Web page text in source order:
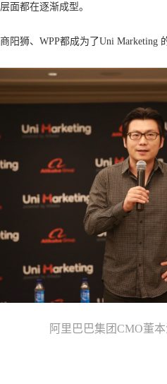
面都在逐渐成型。
狮、WPP都成为了Uni Marketing
阿里巴巴集团CMO董